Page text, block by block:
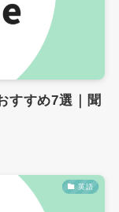
すすめ7選｜聞
英語